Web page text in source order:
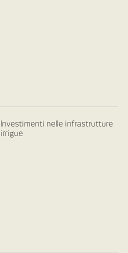
Investimenti nelle infrastrutture
irrigue